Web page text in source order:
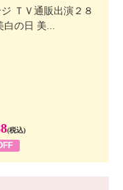
ＴＶ通販出演２８
白の日 美...
(税込)